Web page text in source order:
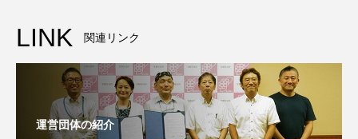
LINK 関連リンク
運営団体の紹介